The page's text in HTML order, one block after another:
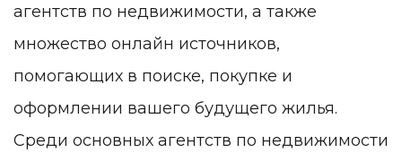
агентств по недвижимости, а также
множество онлайн источников,
помогающих в поиске, покупке и
оформлении вашего будущего жилья.
Среди основных агентств по недвижимости